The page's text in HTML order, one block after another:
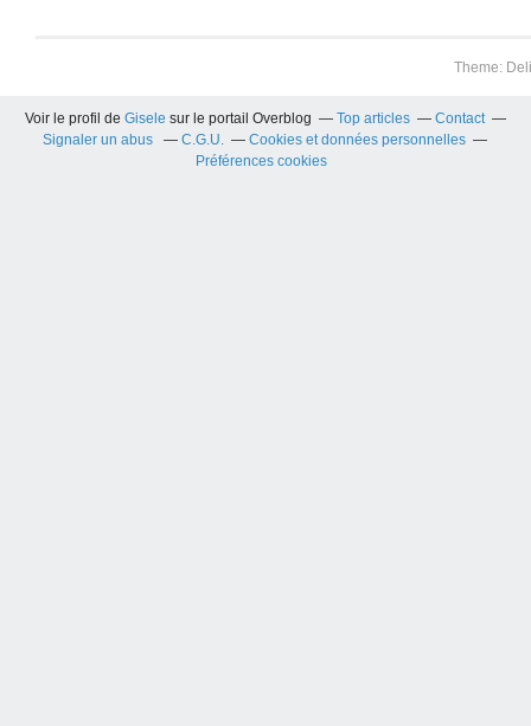
Theme:
Voir le profil de Gisele sur le portail Overblog Top articles
Contact
Signaler un abus
C.G.U.
Cookies et données personnelles
Préférences cookies